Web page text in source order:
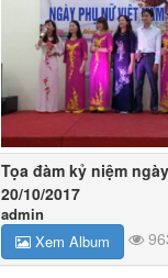
Tọa đàm kỷ niệm ngày
20/10/2017
admin
Xem Album